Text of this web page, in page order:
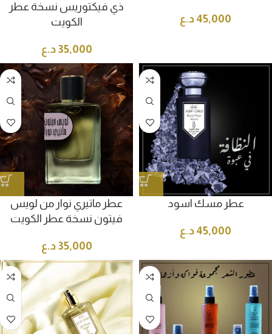
ذي فيكتوريس نسخة عطر
الكويت
35,000 د.ع
45,000 د.ع
عطر ماتيري نوار من لويس
فيتون نسخة عطر الكويت
35,000 د.ع
عطر مسك اسود
45,000 د.ع